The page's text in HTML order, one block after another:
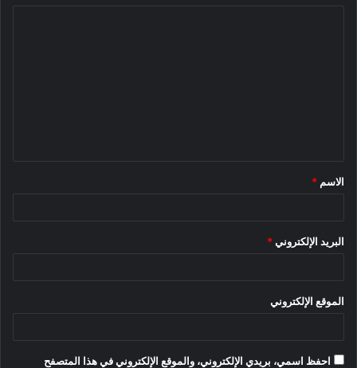
*
الاسم *
البريد الإلكتروني *
الموقع الإلكتروني
احفظ اسمي، بريدي الإلكتروني، والموقع الإلكتروني في هذا المتصفح